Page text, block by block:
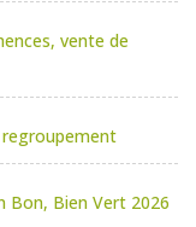
vente de
Bon, Bien Vert 2026